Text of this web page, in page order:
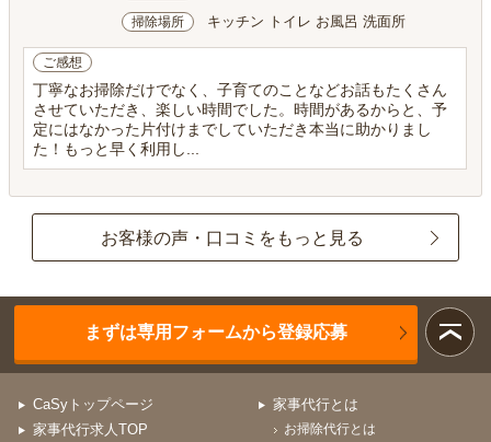
掃除場所 キッチン トイレ お風呂 洗面所
ご感想
丁寧なお掃除だけでなく、子育てのことなどお話もたくさん
させていただき、楽しい時間でした。時間があるからと、予
定にはなかった片付けまでしていただき本当に助かりまし
た！もっと早く利用し...
お客様の声・口コミをもっと見る
まずは専用フォームから登録応募
CaSyトップページ
家事代行求人TOP
家事代行とは
お掃除代行とは